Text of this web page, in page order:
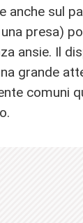
anche sul
una presa)
ansie. Il
grande
comuni